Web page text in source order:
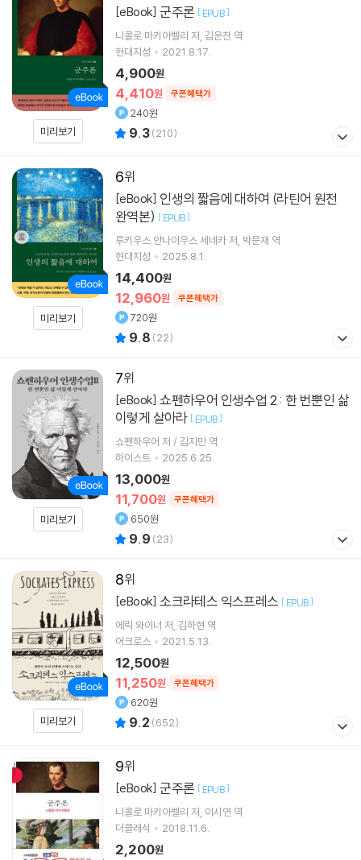
미리보기
[eBook] 군주론 [ EPUB]
니콜로 마키아벨리 저 김운찬 역
현대지성
2021.8.17.
4,410원 쿠폰혜택가
4,900원
240원
9.3(210)
6
미리보기
[eBook]
완역본) [ EPUB]
루키우스 안나이우스 세네카저 박문재 역
현대지성
2025.8.1.
12,960원 쿠폰혜택가
14,400원
720원
9.8 (22)
7
미리보기
[eBook] 쇼펜하우어 인생수업 2 : 한 번뿐인 삶
이렇게 살아라 [ EPUB]
쇼펜하우어 저 / 김지민 역
하이스트
2025.6.25.
11,700원 쿠폰혜택가
13,000원
650원
9.9 (23)
8
미리보기
[eBook] 소크라테스 익스프레스 [ EPUB]
에릭 와이너 저 김하현 역
어크로스
2021.5.13.
11,250원 쿠폰혜택가
12,500원
620원
9.2 (652)
9
[eBook] 군주론 [ EPUB]
니콜로 마키아벨리 저 이시연 역
더클래식
2018.11.6.
2,200원